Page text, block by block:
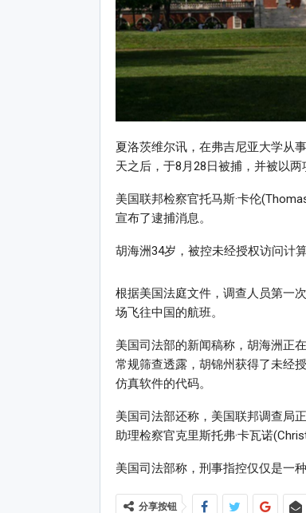
夏洛茨维尔讯，在弗吉尼亚大学从
天之后，于8月28日被捕，并被以两
美国联邦检察官托马斯·卡伦
宣布了逮捕消息。
胡海洲34岁，被控未经授权访问计
根据美国法庭文件，调查人员第一
场飞往中国的航班。
美国司法部的新闻稿称，胡海洲正
常规筛查透露，胡锦州获得了未经
仿真软件的代码。
美国司法部还称，美国联邦调查局
助理检察官克里斯托弗·卡瓦诺
美国司法部称，刑事指控仅仅是一
分享按钮